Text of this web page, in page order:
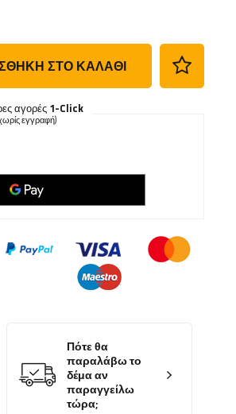
ΣΤΟ ΚΑΛΆΘΙ
αγορές 1-Click
εγγραφή)
Πότε θα
παραλάβω το
δέμα αν
παραγγείλω
τώρα;